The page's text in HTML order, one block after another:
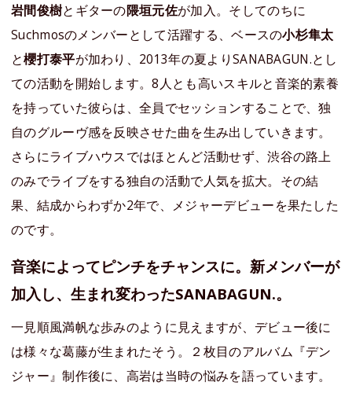
岩間俊樹とギターの隈垣元佐が加入。そしてのちに
Suchmosのメンバーとして活躍する、ベースの小杉隼太
と櫻打泰平が加わり、2013年の夏よりSANABAGUN.とし
ての活動を開始します。8人とも高いスキルと音楽的素養
を持っていた彼らは、全員でセッションすることで、独
自のグルーヴ感を反映させた曲を生み出していきます。
さらにライブハウスではほとんど活動せず、渋谷の路上
のみでライブをする独自の活動で人気を拡大。その結
果、結成からわずか2年で、メジャーデビューを果たした
のです。
音楽によってピンチをチャンスに。新メンバーが
加入し、生まれ変わったSANABAGUN.。
一見順風満帆な歩みのように見えますが、デビュー後に
は様々な葛藤が生まれたそう。２枚目のアルバム『デン
ジャー』制作後に、高岩は当時の悩みを語っています。